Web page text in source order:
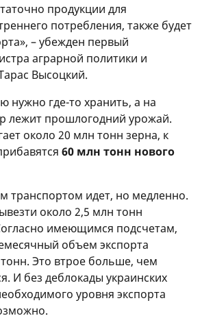
продукции для
потребления, также будет
– убежден первый
аграрной политики и
Высоцкий.
нужно где-то хранить, а на
лежит прошлогодний урожай.
около 20 млн тонн зерна, к
60 млн тонн нового
транспортом идет, но медленно.
около 2,5 млн тонн
имеющимся подсчетам,
объем экспорта
Это втрое больше, чем
И без деблокады украинских
уровня экспорта